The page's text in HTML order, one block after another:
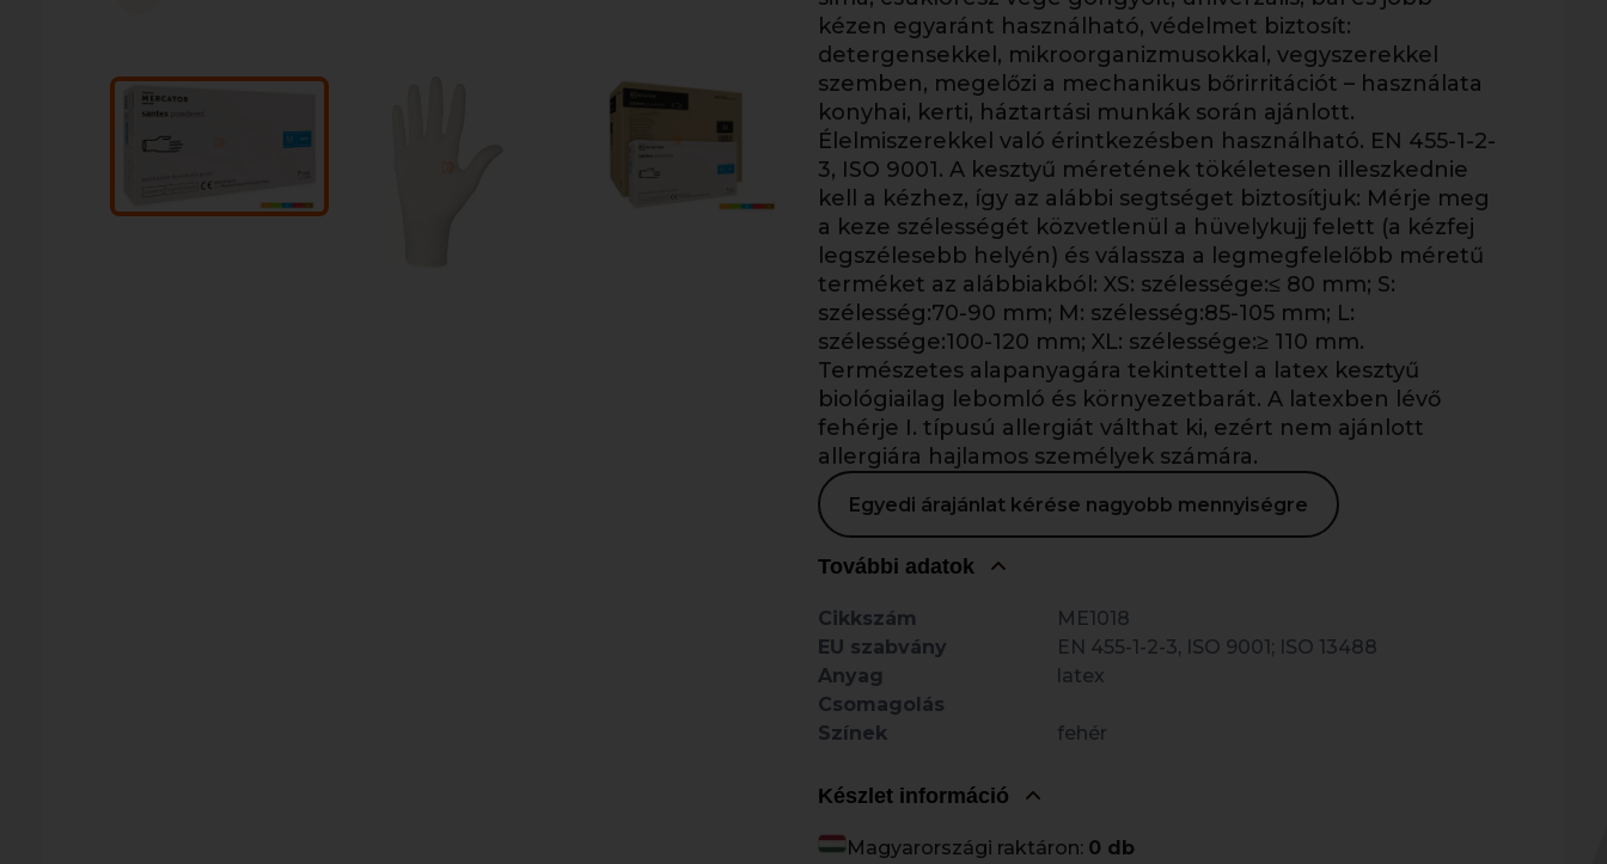
kézen egyaránt használható, védelmet biztosít:
detergensekkel, mikroorganizmusokkal, vegyszerekkel
szemben, megelőzi a mechanikus bőrirritációt – használata
konyhai, kerti, háztartási munkák során ajánlott.
Élelmiszerekkel való érintkezésben használható. EN 455-1-2-
3, ISO 9001. A kesztyű méretének tökéletesen illeszkednie
kell a kézhez, így az alábbi segtséget biztosítjuk: Mérje meg
a keze szélességét közvetlenül a hüvelykujj felett (a kézfej
legszélesebb helyén) és válassza a legmegfelelőbb méretű
terméket az alábbiakból: XS: szélessége:≤ 80 mm; S:
szélesség:70-90 mm; M: szélesség:85-105 mm; L:
szélessége:100-120 mm; XL: szélessége:≥ 110 mm.
Természetes alapanyagára tekintettel a latex kesztyű
biológiailag lebomló és környezetbarát. A latexben lévő
fehérje I. típusú allergiát válthat ki, ezért nem ajánlott
allergiára hajlamos személyek számára.
Egyedi árajánlat kérése nagyobb mennyiségre
További adatok
Cikkszám
ME1018
EU szabvány
EN 455-1-2-3, ISO 9001; ISO 13488
Anyag
latex
Csomagolás
Színek
fehér
Készlet információ
Magyarországi raktáron: 0 db